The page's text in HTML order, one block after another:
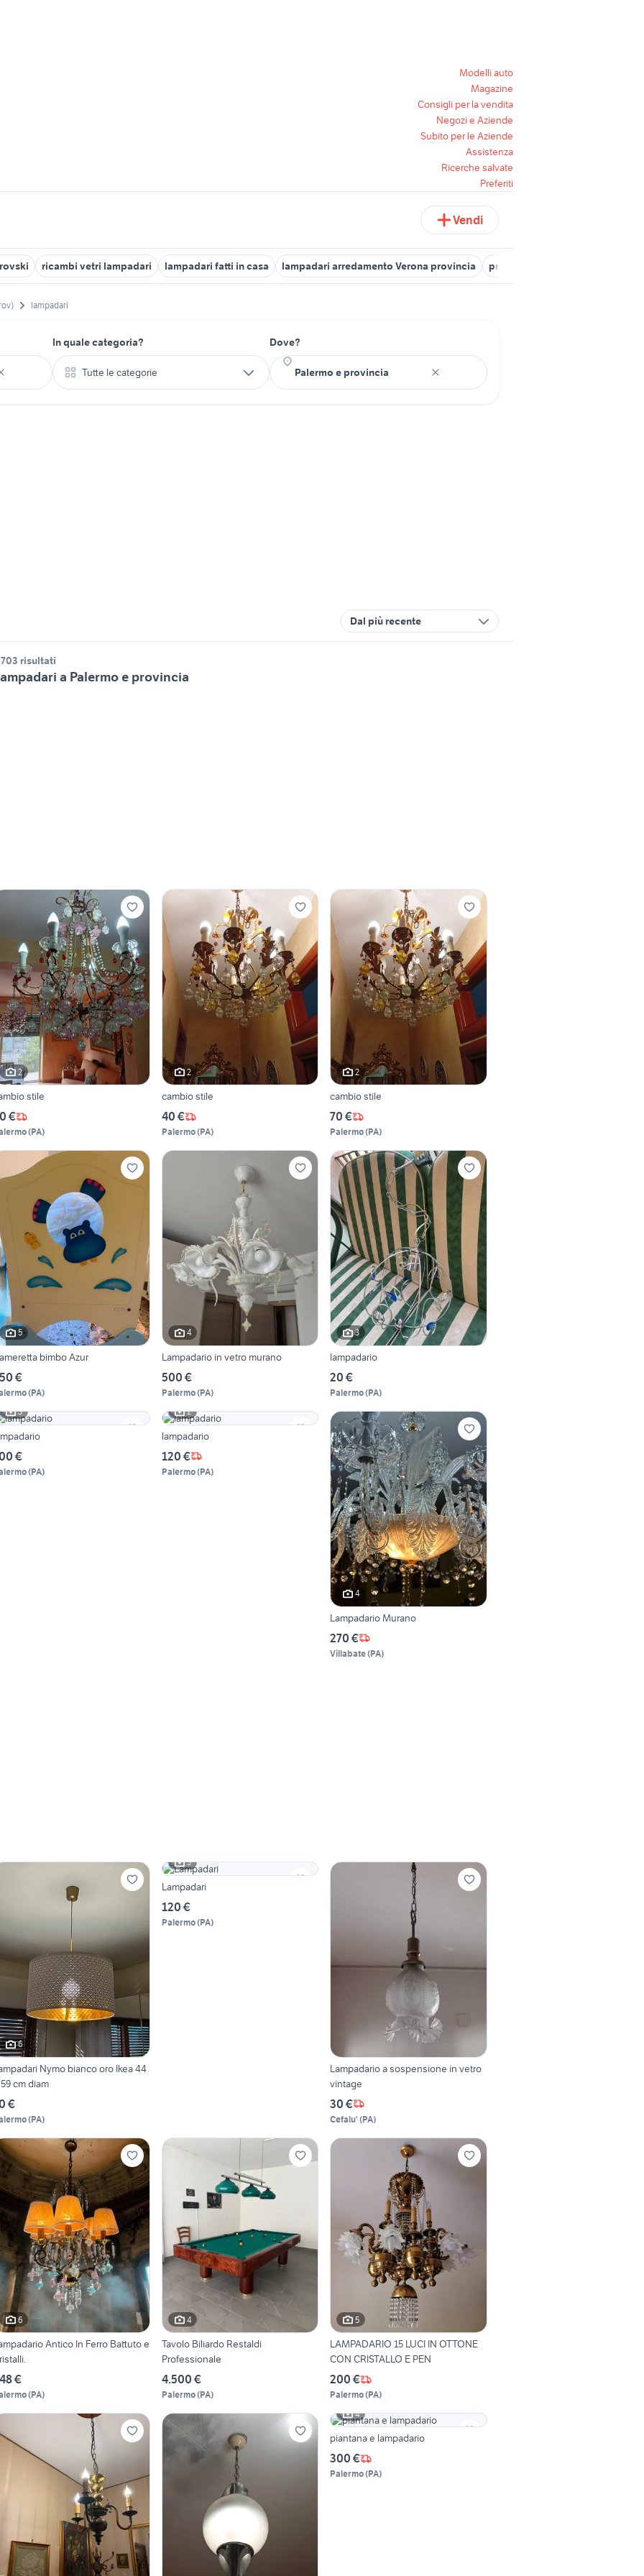
Modelli auto
Magazine
Consigli per la vendita
Negozi e Aziende
Subito per le Aziende
Assistenza
Ricerche salvate
Preferiti
Vendi
ricambi vetri lampadari lampadari fatti in casa lampadari arredamento Verona provincia produzione lampadari
lampadari
In quale categoria?
Tutte le categorie
Dove?
Dal più recente
risultati
a Palermo e provincia
2
stile
€
(PA)
2
cambio stile
40 €
Palermo(PA)
2
cambio stile
70 €
Palermo(PA)
5
bimbo Azur
€
(PA)
4
Lampadario in vetro murano
500 €
Palermo(PA)
3
lampadario
20 €
Palermo(PA)
3
€
(PA)
2
lampadario
120 €
Palermo(PA)
4
Lampadario Murano
270 €
Villabate(PA)
6
Nymo bianco oro Ikea 44
cm diam
€
(PA)
3
Lampadari
120 €
Palermo(PA)
Lampadario a sospensione in vetro
vintage
30 €
Cefalu' (PA)
6
Antico In Ferro Battuto e
€
(PA)
4
Tavolo Biliardo Restaldi
Professionale
4.500 €
Palermo(PA)
5
LAMPADARIO 15 LUCI IN OTTONE
CON CRISTALLO E PEN
200 €
Palermo(PA)
4
piantana e lampadario
300 €
Palermo(PA)